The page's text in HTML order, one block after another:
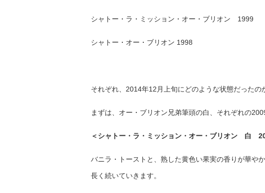
シャトー・ラ・ミッション・オー・ブリオン 1999
シャトー・オー・ブリオン 1998
それぞれ、2014年12月上旬にどのような状態だった
まずは、オー・ブリオン兄弟筆頭の白、それぞれの
＜シャトー・ラ・ミッション・オー・ブリオン 白
バニラ・トーストと、熟した黄色い果実の香りが華や
長く続いていきます。